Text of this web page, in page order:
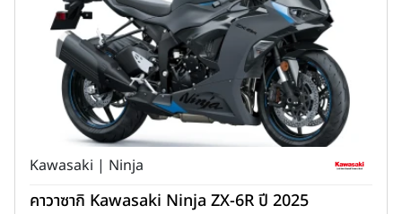
Kawasaki | Ninja
คาวาซากิ Kawasaki Ninja ZX-6R ปี 2025